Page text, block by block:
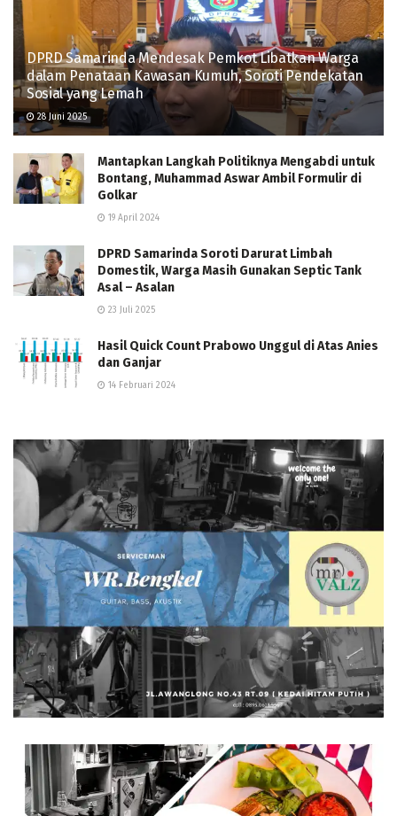
DPRD Samarinda Mendesak Pemkot Libatkan Warga
dalam Penataan Kawasan Kumuh, Soroti Pendekatan
Sosial yang Lemah
28 Juni 2025
Mantapkan Langkah Politiknya Mengabdi untuk
Bontang, Muhammad Aswar Ambil Formulir di
Golkar
19 April 2024
DPRD Samarinda Soroti Darurat Limbah
Domestik, Warga Masih Gunakan Septic Tank
Asal – Asalan
23 Juli 2025
Hasil Quick Count Prabowo Unggul di Atas Anies
dan Ganjar
14 Februari 2024